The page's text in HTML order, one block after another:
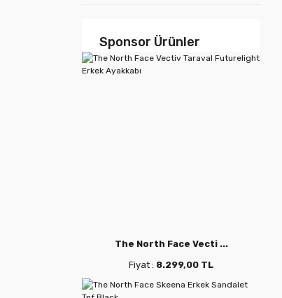
Sponsor Ürünler
The North Face Vecti ...
Fiyat : 8.299,00 TL